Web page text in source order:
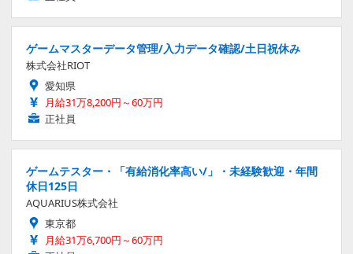
ゲームマスターデータ管理/入力データ確認/土日祝休み
株式会社RIOT
愛知県
月給31万8,200円～60万円
正社員
ゲームテスター・「有給消化率高い/」・未経験歓迎・年間
休日125日
AQUARIUS株式会社
東京都
月給31万6,700円～60万円